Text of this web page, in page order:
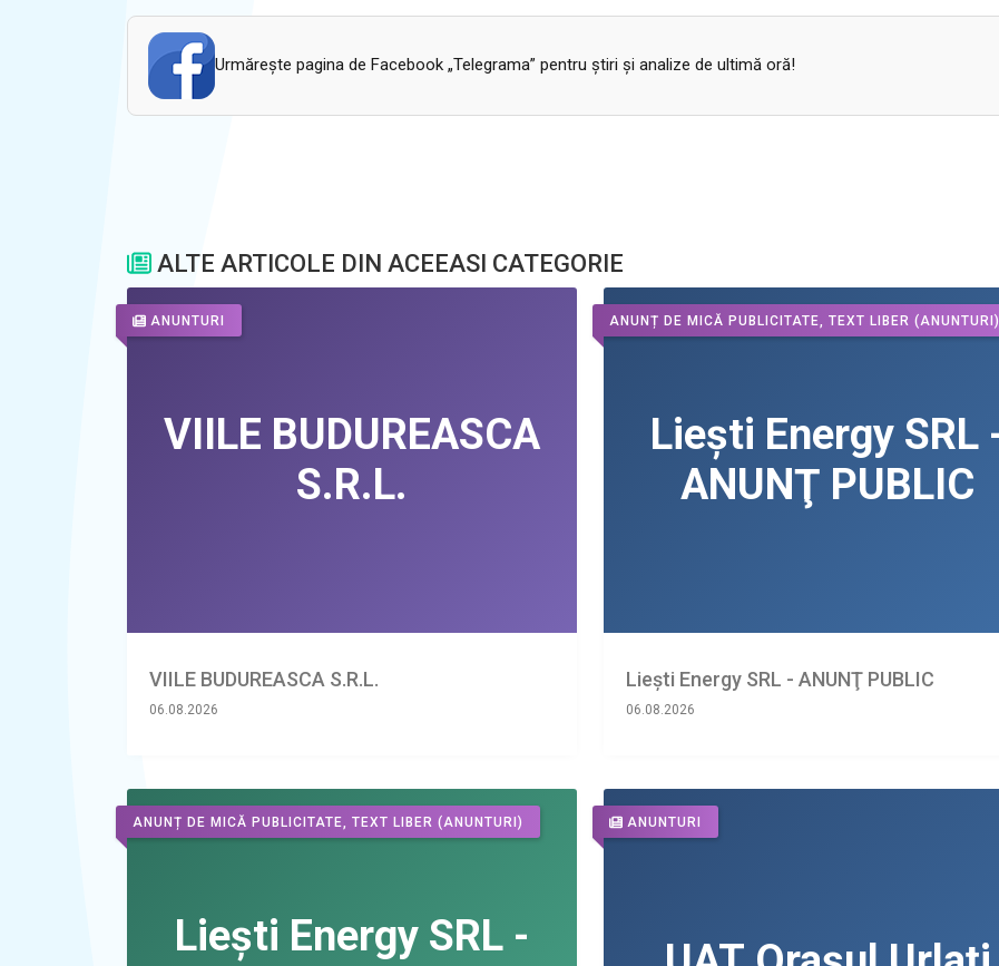
Urmăreşte pagina de Facebook „Telegrama” pentru ştiri şi analize de ultimă oră!
ALTE ARTICOLE DIN ACEEASI CATEGORIE
ANUNTURI
VIILE BUDUREASCA S.R.L.
06.08.2026
ANUNȚ DE MICĂ PUBLICITATE, TEXT LIBER (ANUNTURI)
Liești Energy SRL - ANUNŢ PUBLIC
06.08.2026
ANUNȚ DE MICĂ PUBLICITATE, TEXT LIBER (ANUNTURI) ANUNTURI